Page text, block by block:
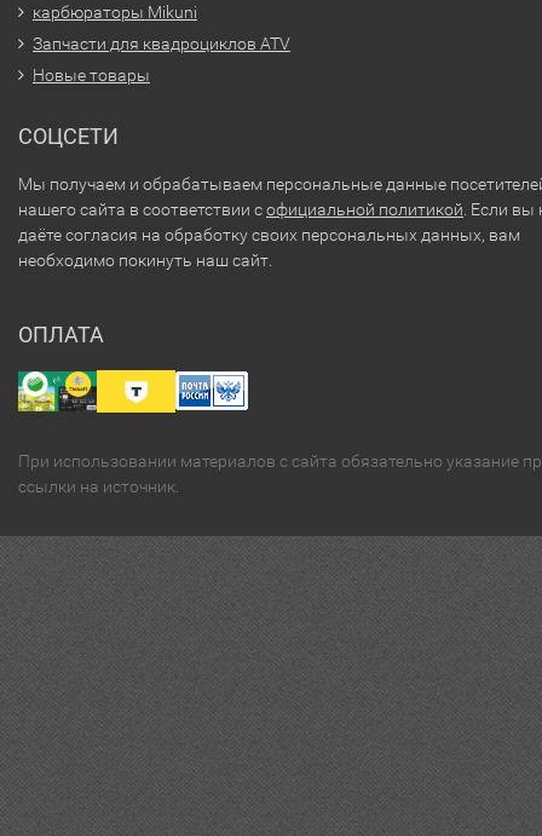
карбюраторы Mikuni
Запчасти для квадроциклов ATV
Новые товары
СОЦСЕТИ
Мы получаем и обрабатываем персональные данные
нашего сайта в соответствии софициальной политикой . Если вы
даёте согласия на обработку своих персональных данных, вам
необходимо покинуть наш сайт.
ОПЛАТА
При использовании материалов с сайта обязательно указание
ссылки на источник.